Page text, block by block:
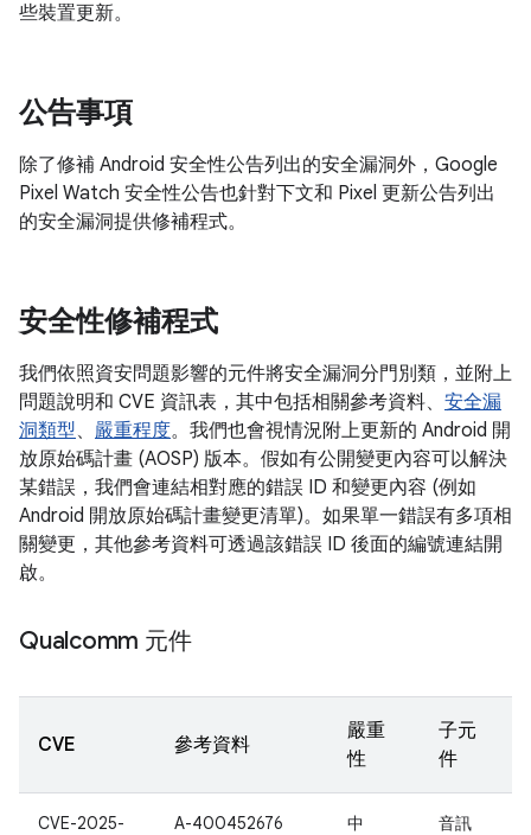
些裝置更新。
公告事項
除了修補 Android 安全性公告列出的安全漏洞外，Google
Pixel Watch 安全性公告也針對下文和 Pixel 更新公告列出
的安全漏洞提供修補程式。
安全性修補程式
我們依照資安問題影響的元件將安全漏洞分門別類，並附上
問題說明和 CVE 資訊表，其中包括相關參考資料、 安全漏
洞類型、 嚴重程度。我們也會視情況附上更新的 Android 開
放原始碼計畫 (AOSP) 版本。假如有公開變更內容可以解決
某錯誤，我們會連結相對應的錯誤 ID 和變更內容 (例如
Android 開放原始碼計畫變更清單)。如果單一錯誤有多項相
關變更，其他參考資料可透過該錯誤 ID 後面的編號連結開
啟。
Qualcomm 元件
CVE 參考資料
嚴重
性
子元
件
CVE-2025-
A-400452676
中 音訊